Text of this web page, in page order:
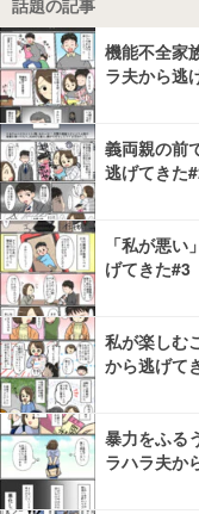
話題の記事
機能不全家
ラ夫から逃
義両親の前
逃げてきた
「私が悪
げてきた#3
私が楽しむ
から逃げて
暴力をふる
ラハラ夫か